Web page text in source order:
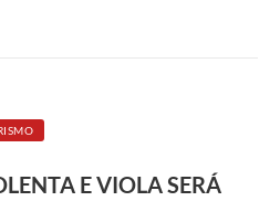
E VIOLA SERÁ